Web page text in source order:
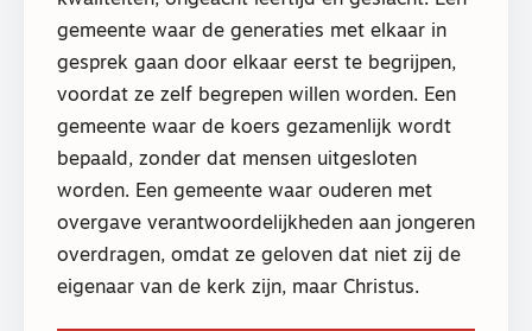
gemeente waar de generaties met elkaar in
gesprek gaan door elkaar eerst te begrijpen,
voordat ze zelf begrepen willen worden. Een
gemeente waar de koers gezamenlijk wordt
bepaald, zonder dat mensen uitgesloten
worden. Een gemeente waar ouderen met
overgave verantwoordelijkheden aan jongeren
overdragen, omdat ze geloven dat niet zij de
eigenaar van de kerk zijn, maar Christus.